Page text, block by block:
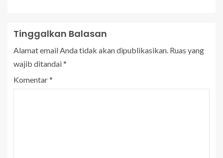
Tinggalkan Balasan
Alamat email Anda tidak akan dipublikasikan. Ruas yang
wajib ditandai*
Komentar*